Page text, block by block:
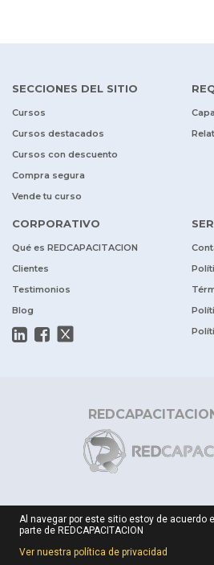
SECCIONES DEL SITIO
Cursos
Cursos destacados
Cursos con descuento
Compra segura
Vende tu curso
CORPORATIVO
Qué es REDCAPACITACION
Clientes
Testimonios
Blog
Al navegar por este sitio estoy de acuerdo
parte de REDCAPACITACION
Ver nuestra política de privacidad